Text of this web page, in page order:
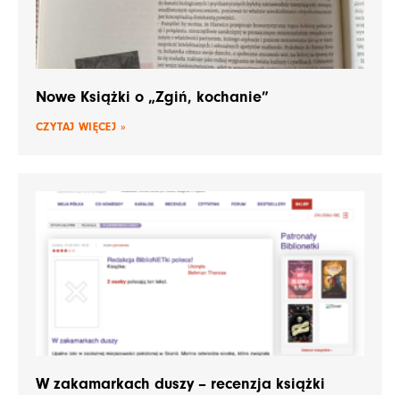
Nowe Książki o „Zgiń, kochanie”
CZYTAJ WIĘCEJ »
W zakamarkach duszy – recenzja książki